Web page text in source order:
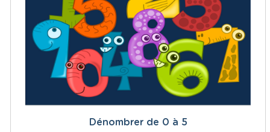
Dénombrer de 0 à 5